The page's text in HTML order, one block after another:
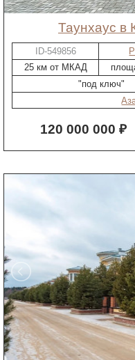
таунхаус
ID-549856
25 км от МКАД
"под ключ"
120 000 000 ₽